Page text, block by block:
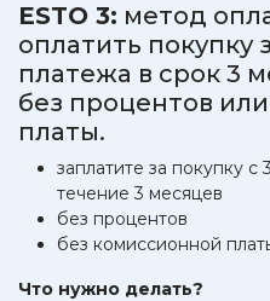
ESTO 3: метод
оплатить покупку
платежа в срок 3
без процентов
платы.
заплатите за покупку
течение 3 месяцев
без процентов
без комиссионной
Что нужно делать?